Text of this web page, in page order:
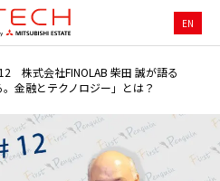
EN
株式会社FINOLAB 柴田 誠が語る
金融とテクノロジー」とは？